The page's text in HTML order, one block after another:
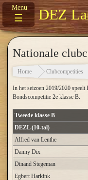
☰ DEZ
Nationale
Home Clubcompetities
In het seizoen 2019/2020
Bondscompetitie 2e klasse B.
Tweede klasse B
DEZL (10-tal)
Alfred van Lenthe
Danny Dix
Dinand Stegeman
Egbert Harkink